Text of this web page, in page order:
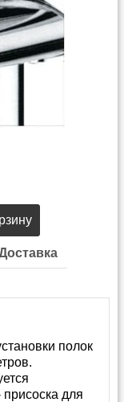
полок
присоска для